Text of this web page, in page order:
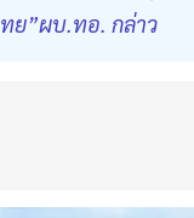
ย”ผบ.ทอ. กล่าว